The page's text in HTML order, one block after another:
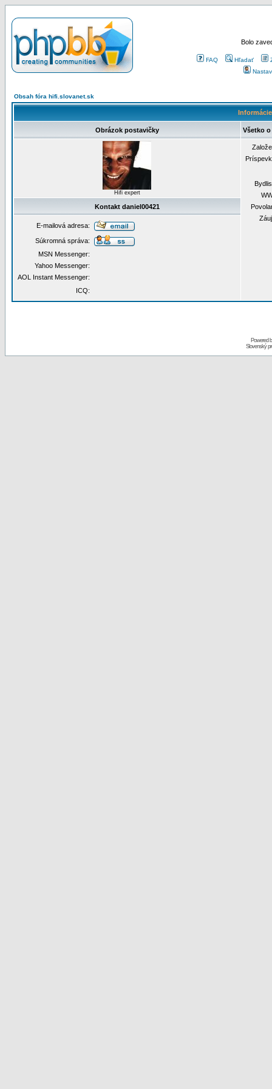
Bolo
FAQ Hľadať
Obsah fóra hifi.slovanet.sk
Obrázok postavičky Všetko
Hifi expert
Kontakt daniel00421
E-mailová adresa:
Súkromná správa:
MSN Messenger:
Yahoo Messenger:
AOL Instant Messenger:
ICQ:
Powered
Slovenský